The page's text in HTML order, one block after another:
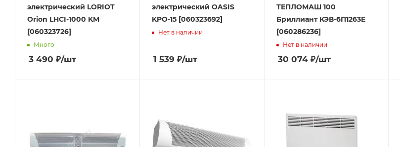
электрический LORIOT
Orion LHCI-1000 KM
[060323726]
Много
3 490 ₽/шт
электрический OASIS
KPO-15 [060323692]
Нет в наличии
1 539₽/шт
ТЕПЛОМАШ 100
Бриллиант КЭВ-6П1263E
[060286236]
Нет в наличии
30 074₽/шт